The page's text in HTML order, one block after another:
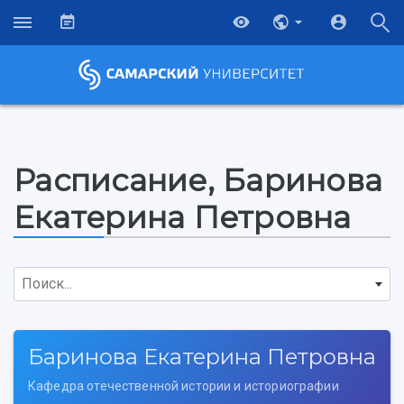
НАЗАД
Об университете
Новости
Образование
Научно-исследовательская деятельность
Расписание, Баринова
Екатерина Петровна
Поиск...
Баринова Екатерина Петровна
Кафедра отечественной истории и историографии